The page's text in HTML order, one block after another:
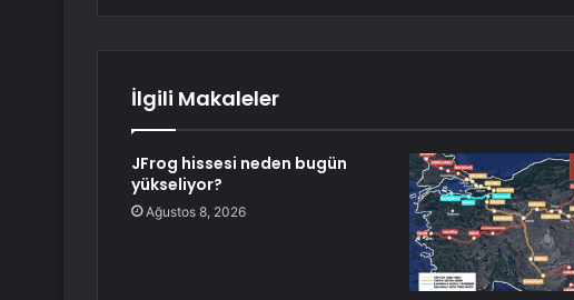
İlgili Makaleler
JFrog hissesi neden bugün
yükseliyor?
Ağustos 8, 2026